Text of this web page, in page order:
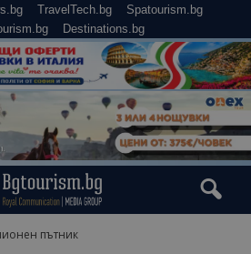
TravelTech.bg
Spatourism.bg
Destinations.bg
пътник